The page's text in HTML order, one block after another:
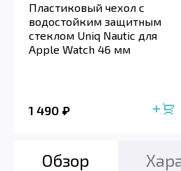
Пластиковый чехол с
водостойким защитным
стеклом Uniq Nautic для
Apple Watch 46 мм
1 490
Обзор